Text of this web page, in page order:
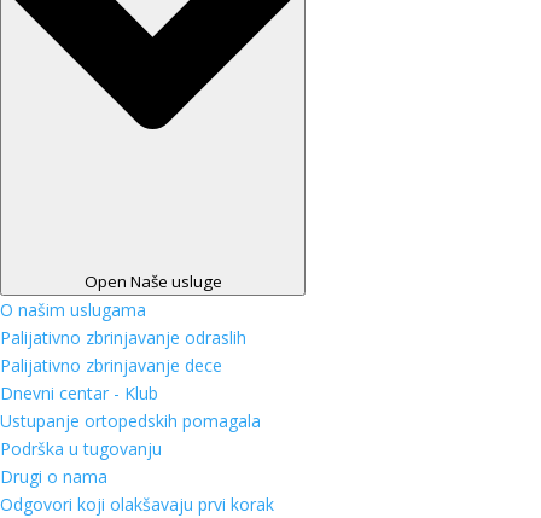
Open Naše usluge
O našim uslugama
Palijativno zbrinjavanje odraslih
Palijativno zbrinjavanje dece
Dnevni centar - Klub
Ustupanje ortopedskih pomagala
Podrška u tugovanju
Drugi o nama
Odgovori koji olakšavaju prvi korak